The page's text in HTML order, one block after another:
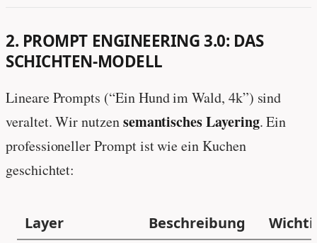
2. PROMPT ENGINEERING 3.0: DAS
SCHICHTEN-MODELL
Lineare Prompts (“Ein Hund im Wald, 4k”) sind
veraltet. Wir nutzensemantisches Layering. Ein
professioneller Prompt ist wie ein Kuchen
geschichtet:
Layer Beschreibung